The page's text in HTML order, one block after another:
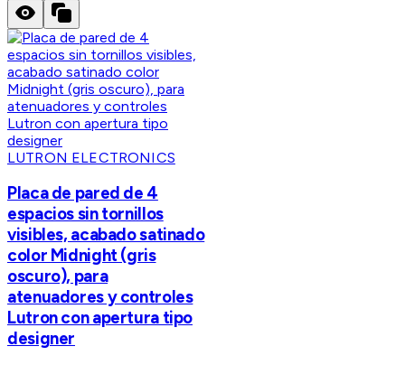
LUTRON ELECTRONICS
Placa de pared de 4
espacios sin tornillos
visibles, acabado satinado
color Midnight (gris
oscuro), para
atenuadores y controles
Lutron con apertura tipo
designer